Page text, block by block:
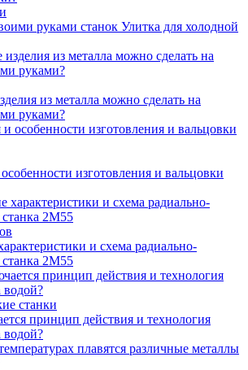
руками станок Улитка для холодной
из металла можно сделать на
руками?
изготовления и вальцовки
и схема радиально-
станка 2М55
станки
принцип действия и технология
водой?